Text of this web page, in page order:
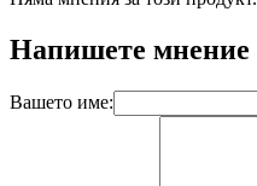
Напишете мнение
Вашето име: